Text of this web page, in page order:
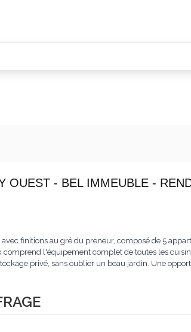
OUEST - BEL IMMEUBLE -
finitions au gré du preneur, composé de 5
comprend l'équipement complet de toutes les
privé, sans oublier un beau jardin. Une